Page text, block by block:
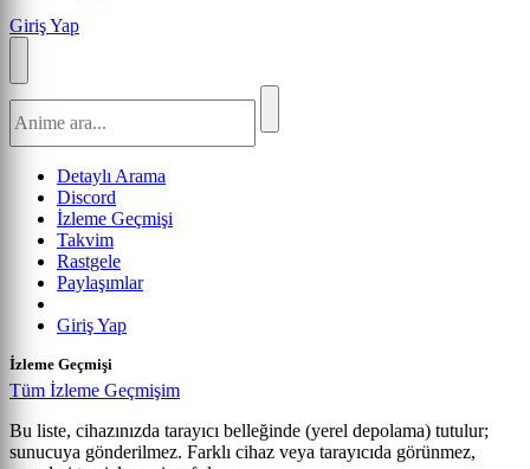
Giriş Yap
Detaylı Arama
Discord
İzleme Geçmişi
Takvim
Rastgele
Paylaşımlar
Giriş Yap
İzleme Geçmişi
Tüm İzleme Geçmişim
Bu liste, cihazınızda tarayıcı belleğinde (yerel depolama) tutulur;
sunucuya gönderilmez. Farklı cihaz veya tarayıcıda görünmez,